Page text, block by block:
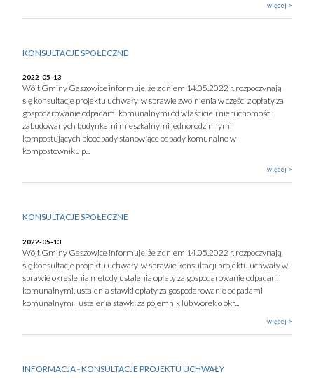
więcej >
KONSULTACJE SPOŁECZNE
2022-05-13
Wójt Gminy Gaszowice informuje, że z dniem 14.05.2022 r. rozpoczynają
się konsultacje projektu uchwały w sprawie zwolnienia w części z opłaty za
gospodarowanie odpadami komunalnymi od właścicieli nieruchomości
zabudowanych budynkami mieszkalnymi jednorodzinnymi
kompostujących bioodpady stanowiące odpady komunalne w
kompostowniku p...
więcej >
KONSULTACJE SPOŁECZNE
2022-05-13
Wójt Gminy Gaszowice informuje, że z dniem 14.05.2022 r. rozpoczynają
się konsultacje projektu uchwały w sprawie konsultacji projektu uchwały w
sprawie określenia metody ustalenia opłaty za gospodarowanie odpadami
komunalnymi, ustalenia stawki opłaty za gospodarowanie odpadami
komunalnymi i ustalenia stawki za pojemnik lub worek o okr...
więcej >
INFORMACJA - KONSULTACJE PROJEKTU UCHWAŁY